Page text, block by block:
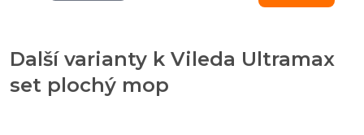
Další varianty k Vileda Ultramax
set plochý mop